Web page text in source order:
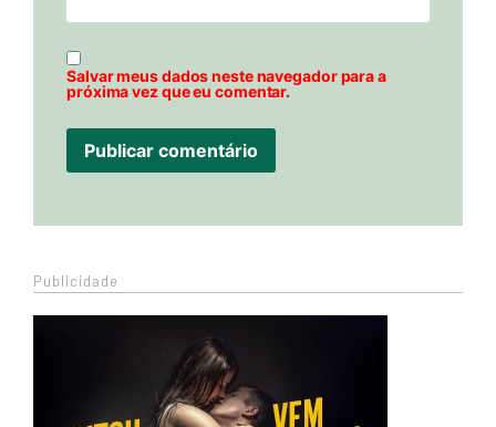
Salvar meus dados neste navegador para a
próxima vez que eu comentar.
Publicidade